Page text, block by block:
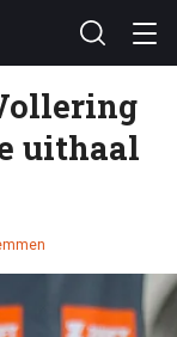
uithaal